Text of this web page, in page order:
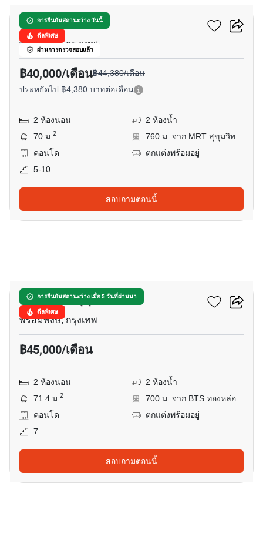
การยืนยันสถานะว่าง วันนี้
ดีลพิเศษ
ผ่านการตรวจสอบแล้ว
เวีย 31
พร้อมพงษ์, กรุงเทพ
฿40,000/เดือน฿44,380/เดือน
ประหยัดไป ฿4,380 บาทต่อเดือน
2 ห้องนอน
2 ห้องน้ำ
70 ม.2
760 ม. จาก MRT สุขุมวิท
คอนโด
ตกแต่งพร้อมอยู่
5-10
สอบถามตอนนี้
การยืนยันสถานะว่าง เมื่อ 5 วันที่ผ่านมา
ดีลพิเศษ
เดอะ เครส สุขุมวิท 49
พร้อมพงษ์, กรุงเทพ
฿45,000/เดือน
2 ห้องนอน
2 ห้องน้ำ
71.4 ม.2
700 ม. จาก BTS ทองหล่อ
คอนโด
ตกแต่งพร้อมอยู่
7
สอบถามตอนนี้